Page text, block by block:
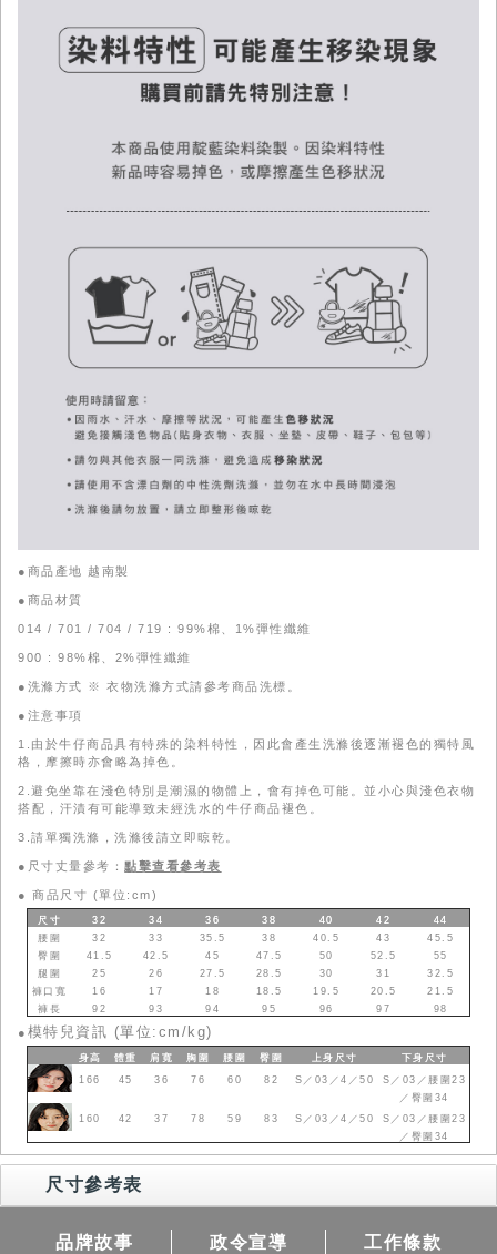
●商品產地 越南製
●商品材質
014 / 701 / 704 / 719 : 99%棉、1%彈性纖維
900 : 98%棉、2%彈性纖維
●洗滌方式 ※ 衣物洗滌方式請參考商品洗標。
●注意事項
1.由於牛仔商品具有特殊的染料特性，因此會產生洗滌後逐漸褪色的獨特風
格，摩擦時亦會略為掉色。
2.避免坐靠在淺色特別是潮濕的物體上，會有掉色可能。並小心與淺色衣物
搭配，汗漬有可能導致未經洗水的牛仔商品褪色。
3.請單獨洗滌，洗滌後請立即晾乾。
●尺寸丈量參考： 點擊查看參考表
● 商品尺寸 (單位:cm)
尺寸 32 34 36 38 40 42
44
腰圍
32 33 35.5 38 40.5 43
45.5
臀圍
41.5 42.5 45 47.5 50 52.5
55
腿圍
25 26 27.5 28.5 30 31
32.5
褲口寬
16 17 18 18.5 19.5 20.5
21.5
褲長
92 93 94 95 96 97 98
● 模特兒資訊 (單位:cm/kg)
身高 體重 肩寬 胸圍 腰圍 臀圍 上身 尺寸 下身 尺寸
166
45 36 76 60 82 S／03／4／50
S／03／腰圍23
／臀圍34
160
42 37 78 59 83 S／03／4／50
S／03／腰圍23
／臀圍34
尺寸參考表
品牌故事 政令宣導 工作條款